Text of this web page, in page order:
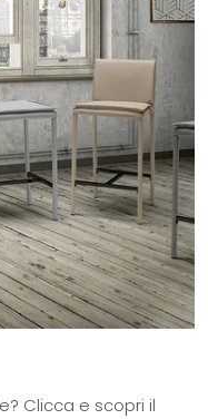
Clicca e scopri il